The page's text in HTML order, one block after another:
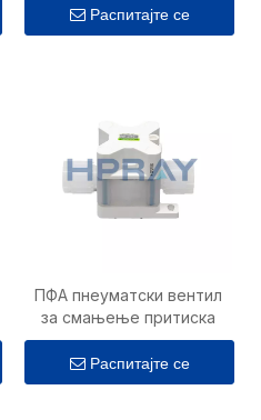
Распитајте се
ПФА пнеуматски вентил
за смањење притиска
Распитајте се